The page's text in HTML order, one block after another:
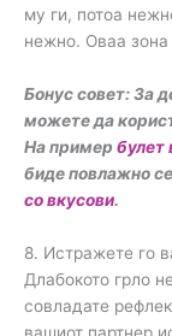
му ги, потоа
нежно. Оваа зона
Бонус совет: За
можете да
На пример булет
биде повлажно
со вкусови.
8. Истражете го
Длабокото грло
совладате
вашиот партнер